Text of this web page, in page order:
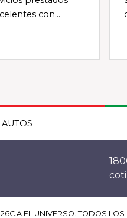
con...
AUTOS
C.A EL UNIVERSO. TODOS